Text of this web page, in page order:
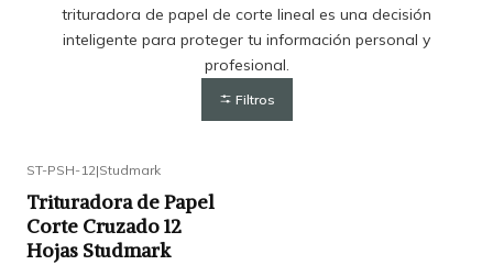
trituradora de papel de corte lineal es una decisión
inteligente para proteger tu información personal y
profesional.
Filtros
ST-PSH-12|Studmark
Trituradora de Papel
Corte Cruzado 12
Hojas Studmark